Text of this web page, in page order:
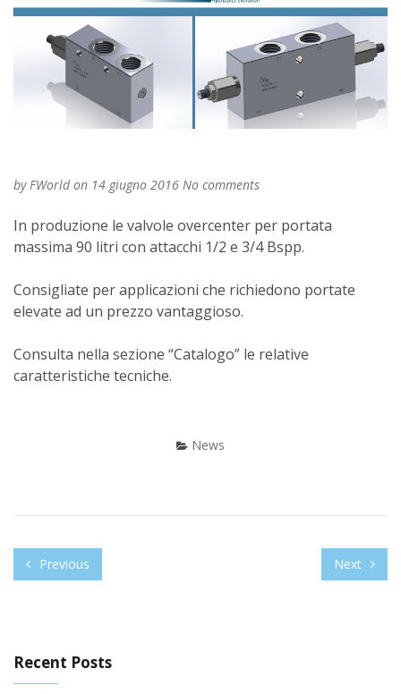
by FWorldon 14 giugno 2016 No comments
In produzione le valvole overcenter per portata
massima 90 litri con attacchi 1/2 e 3/4 Bspp.
Consigliate per applicazioni che richiedono portate
elevate ad un prezzo vantaggioso.
Consulta nella sezione “Catalogo” le relative
caratteristiche tecniche.
News
Previous Next
Recent Posts